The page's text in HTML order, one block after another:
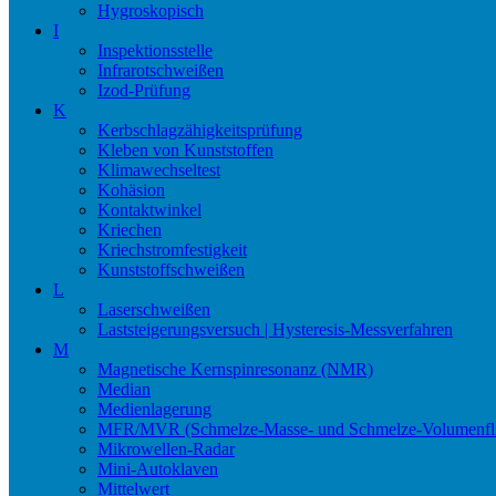
Hygroskopisch
I
Inspektionsstelle
Infrarotschweißen
Izod-Prüfung
K
Kerbschlagzähigkeitsprüfung
Kleben von Kunststoffen
Klimawechseltest
Kohäsion
Kontaktwinkel
Kriechen
Kriechstromfestigkeit
Kunststoffschweißen
L
Laserschweißen
Laststeigerungsversuch | Hysteresis-Messverfahren
M
Magnetische Kernspinresonanz (NMR)
Median
Medienlagerung
MFR/MVR (Schmelze-Masse- und Schmelze-
Mikrowellen-Radar
Mini-Autoklaven
Mittelwert